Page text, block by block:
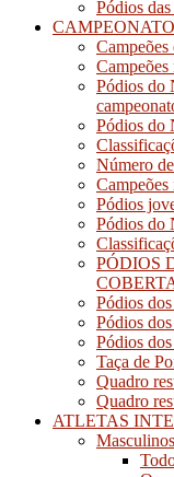
Pódios
Campeões
Pódios do
Pódios do
Número
Campeões
Pódios
Pódios do
PÓDIOS
Pódios
Pódios
Pódios
Taça de
Quadro
Quadro
ATLETAS